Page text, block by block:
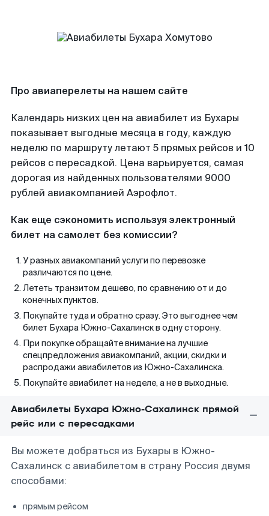
Про авиаперелеты на нашем сайте
Календарь низких цен на авиабилет из Бухары
показывает выгодные месяца в году, каждую
неделю по маршруту летают 5 прямых рейсов и 10
рейсов с пересадкой. Цена варьируется, самая
дорогая из найденных пользователями 9000
рублей авиакомпанией Аэрофлот.
Как еще сэкономить используя электронный
билет на самолет без комиссии?
У разных авиакомпаний услуги по перевозке
различаются по цене.
Лететь транзитом дешево, по сравнению от и до
конечных пунктов.
Покупайте туда и обратно сразу. Это выгоднее чем
билет Бухара Южно-Сахалинск в одну сторону.
При покупке обращайте внимание на лучшие
спецпредложения авиакомпаний, акции, скидки и
распродажи авиабилетов из Южно-Сахалинска.
Покупайте авиабилет на неделе, а не в выходные.
Авиабилеты Бухара Южно-Сахалинск прямой
рейс или с пересадками
Вы можете добраться из Бухары в Южно-
Сахалинск с авиабилетом в страну Россия двумя
способами:
прямым рейсом